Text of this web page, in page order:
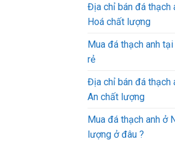
Địa chỉ bán đá thạch
Hoá chất lượng
Mua đá thạch anh
rẻ
Địa chỉ bán đá thạch
An chất lượng
Mua đá thạch anh ở
lượng ở đâu ?